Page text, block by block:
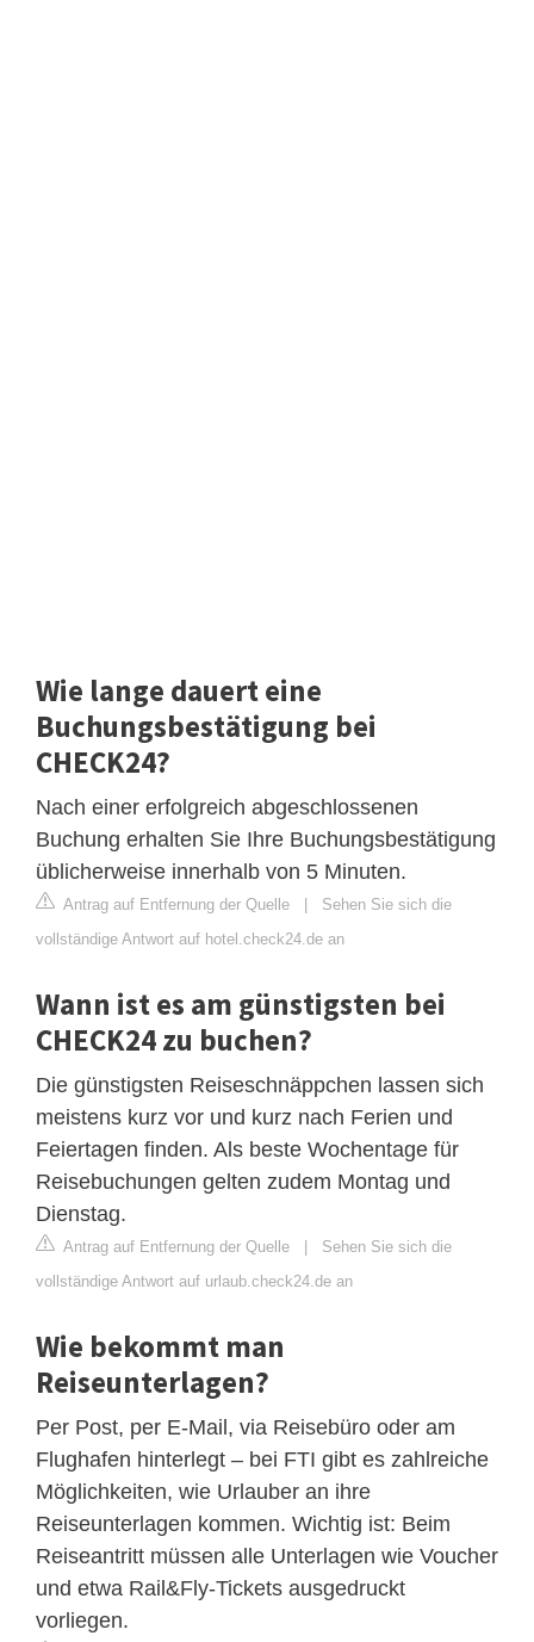
Wie lange dauert eine
Buchungsbestätigung bei
CHECK24?
Nach einer erfolgreich abgeschlossenen
Buchung erhalten Sie Ihre Buchungsbestätigung
üblicherweise innerhalb von 5 Minuten.
Antrag auf Entfernung der Quelle | Sehen Sie sich die
vollständige Antwort auf hotel.check24.de an
Wann ist es am günstigsten bei
CHECK24 zu buchen?
Die günstigsten Reiseschnäppchen lassen sich
meistens kurz vor und kurz nach Ferien und
Feiertagen finden. Als beste Wochentage für
Reisebuchungen gelten zudem Montag und
Dienstag.
Antrag auf Entfernung der Quelle | Sehen Sie sich die
vollständige Antwort auf urlaub.check24.de an
Wie bekommt man
Reiseunterlagen?
Per Post, per E-Mail, via Reisebüro oder am
Flughafen hinterlegt – bei FTI gibt es zahlreiche
Möglichkeiten, wie Urlauber an ihre
Reiseunterlagen kommen. Wichtig ist: Beim
Reiseantritt müssen alle Unterlagen wie Voucher
und etwa Rail&Fly-Tickets ausgedruckt
vorliegen.